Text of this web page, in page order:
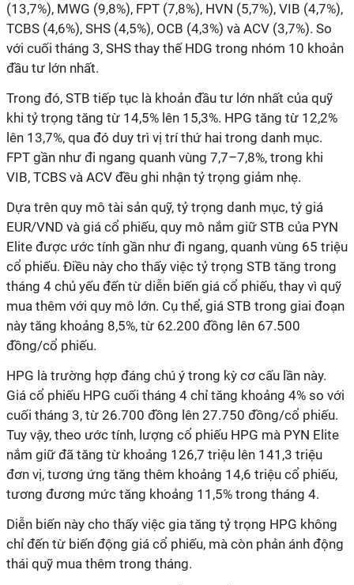
(13,7%), MWG (9,8%), FPT (7,8%), HVN (5,7%), VIB (4,7%),
TCBS (4,6%), SHS (4,5%), OCB (4,3%) và ACV (3,7%). So
với cuối tháng 3, SHS thay thế HDG trong nhóm 10 khoản
đầu tư lớn nhất.
Trong đó, STB tiếp tục là khoản đầu tư lớn nhất của quỹ
khi tỷ trọng tăng từ 14,5% lên 15,3%. HPG tăng từ 12,2%
lên 13,7%, qua đó duy trì vị trí thứ hai trong danh mục.
FPT gần như đi ngang quanh vùng 7,7–7,8%, trong khi
VIB, TCBS và ACV đều ghi nhận tỷ trọng giảm nhẹ.
Dựa trên quy mô tài sản quỹ, tỷ trọng danh mục, tỷ giá
EUR/VND và giá cổ phiếu, quy mô nắm giữ STB của PYN
Elite được ước tính gần như đi ngang, quanh vùng 65 triệu
cổ phiếu. Điều này cho thấy việc tỷ trọng STB tăng trong
tháng 4 chủ yếu đến từ diễn biến giá cổ phiếu, thay vì quỹ
mua thêm với quy mô lớn. Cụ thể, giá STB trong giai đoạn
này tăng khoảng 8,5%, từ 62.200 đồng lên 67.500
đồng/cổ phiếu.
HPG là trường hợp đáng chú ý trong kỳ cơ cấu lần này.
Giá cổ phiếu HPG cuối tháng 4 chỉ tăng khoảng 4% so với
cuối tháng 3, từ 26.700 đồng lên 27.750 đồng/cổ phiếu.
Tuy vậy, theo ước tính, lượng cổ phiếu HPG mà PYN Elite
nắm giữ đã tăng từ khoảng 126,7 triệu lên 141,3 triệu
đơn vị, tương ứng tăng thêm khoảng 14,6 triệu cổ phiếu,
tương đương mức tăng khoảng 11,5% trong tháng 4.
Diễn biến này cho thấy việc gia tăng tỷ trọng HPG không
chỉ đến từ biến động giá cổ phiếu, mà còn phản ánh động
thái quỹ mua thêm trong tháng.